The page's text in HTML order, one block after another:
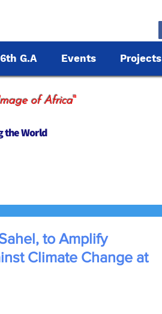
G.A Events Projects
of Africa"
the World
to Amplify
Climate Change at